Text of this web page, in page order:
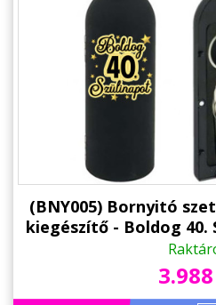
(BNY005) Bornyitó
kiegészítő - Boldog
- Ajándék 40.